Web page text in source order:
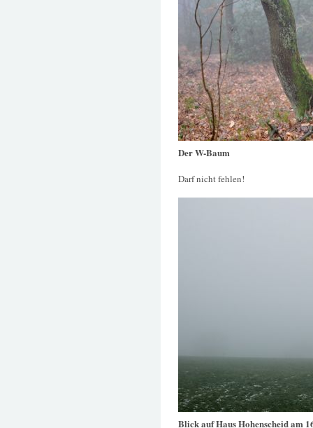
Der W-Baum
Darf nicht fehlen!
Blick auf Haus Hohenscheid am